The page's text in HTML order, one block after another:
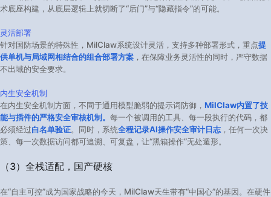
术底座构建，从底层逻辑上就切断了“后门”与“隐藏指令”的可能。
灵活部署
针对国防场景的特殊性，MilClaw系统设计灵活，支持多种部署形式，重点提
供单机与局域网相结合的组合部署方案 ，在保障业务灵活性的同时，严守数据
不出域的安全要求。
内生安全机制
在内生安全机制方面，不同于通用模型脆弱的提示词防御， MilClaw内置了技
能与插件的严格安全审核机制。 每一个被调用的工具、每一段执行的代码，都
必须经过白名单验证。同时，系统全程记录AI操作安全审计日志 ，任何一次决
策、每一次数据访问都可追溯、可复盘，让“黑箱操作”无处遁形。
（3）全栈适配，国产硬核​
在“自主可控”成为国家战略的今天，MilClaw天生带有“中国心”的基因。在硬件